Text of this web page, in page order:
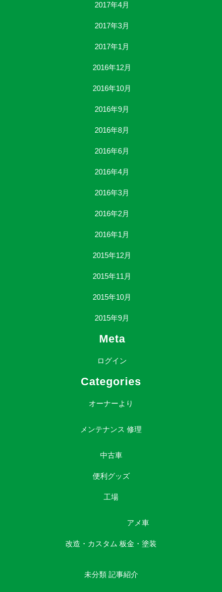
2017年4月
2017年3月
2017年1月
2016年12月
2016年10月
2016年9月
2016年8月
2016年6月
2016年4月
2016年3月
2016年2月
2016年1月
2015年12月
2015年11月
2015年10月
2015年9月
Meta
ログイン
Categories
オーナーより
メンテナンス 修理
中古車
便利グッズ
工場
改造・カスタム
アメ車
板金・塗装
未分類 記事紹介